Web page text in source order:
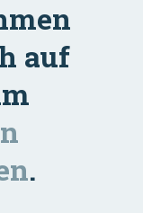
auf
.